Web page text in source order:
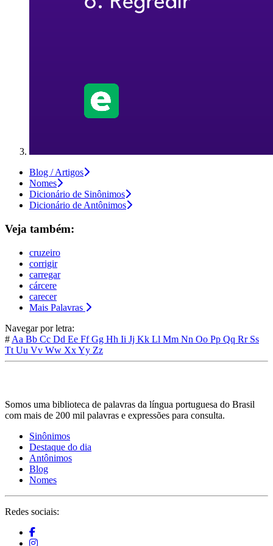
Blog / Artigos
Nomes
Dicionário de Sinônimos
Dicionário de Antônimos
Veja também:
cruzeiro
corrigir
carregar
cárcere
carecer
Mais Palavras
Navegar por letra:
# Aa Bb Cc Dd Ee FfGg Hh Ii Jj Kk Ll Mm Nn Oo Pp Qq Rr Ss
Tt Uu Vv Ww XxYy Zz
Somos uma biblioteca de palavras da língua portuguesa do Brasil
com mais de 200 mil palavras e expressões para consulta.
Sinônimos
Destaque do dia
Antônimos
Blog
Nomes
Redes sociais: